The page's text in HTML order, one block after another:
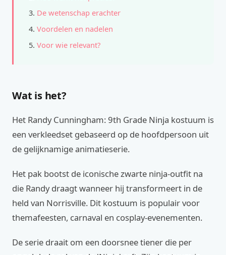
De wetenschap erachter
Voordelen en nadelen
Voor wie relevant?
Wat is het?
Het Randy Cunningham: 9th Grade Ninja kostuum is
een verkleedset gebaseerd op de hoofdpersoon uit
de gelijknamige animatieserie.
Het pak bootst de iconische zwarte ninja-outfit na
die Randy draagt wanneer hij transformeert in de
held van Norrisville. Dit kostuum is populair voor
themafeesten, carnaval en cosplay-evenementen.
De serie draait om een doorsnee tiener die per